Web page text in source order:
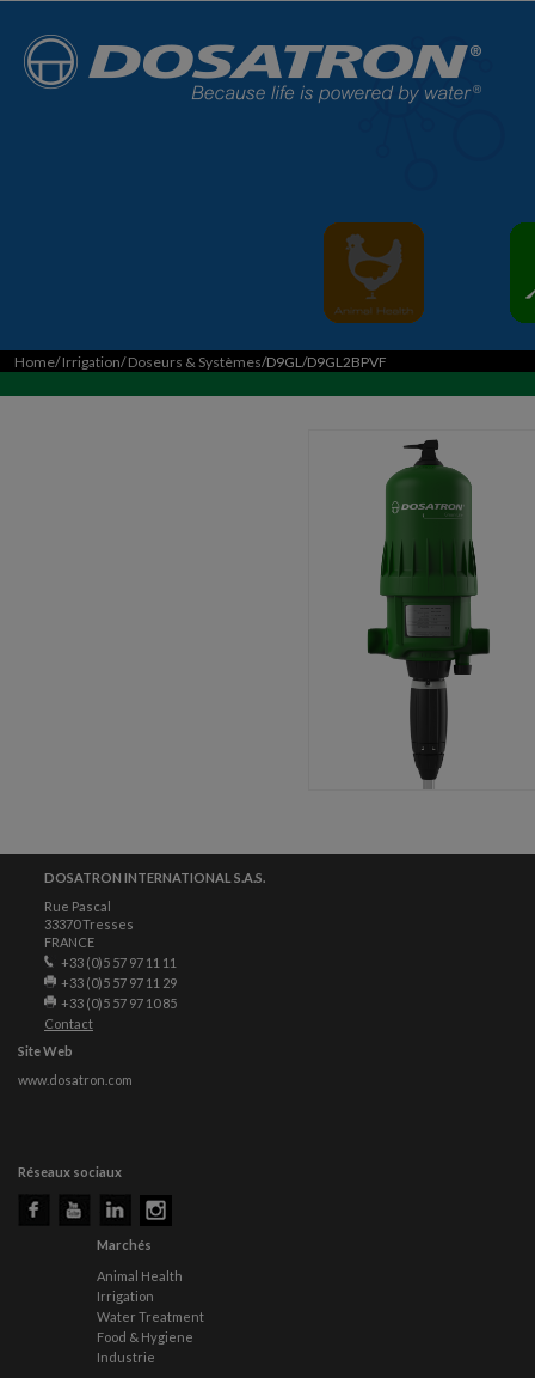
Home/Irrigation/Doseurs & Systèmes/D9GL/D9GL2BPVF
DOSATRON INTERNATIONAL S.A.S.
Rue Pascal
33370 Tresses
FRANCE
+33 (0)5 57 97 11 11
+33 (0)5 57 97 11 29
+33 (0)5 57 97 10 85
Contact
Site Web
www.dosatron.com
Réseaux sociaux
Marchés
Animal Health
Irrigation
Water Treatment
Food & Hygiene
Industrie